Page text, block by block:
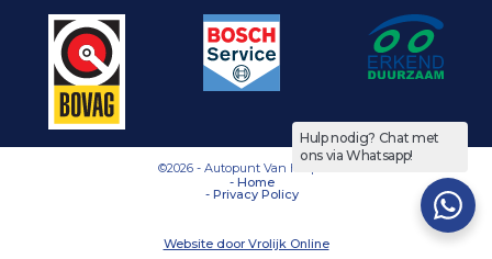
©2026 - Autopunt Van Herpen
- Home
- Privacy Policy
Website door Vrolijk Online
Hulp nodig? Chat met
ons via Whatsapp!